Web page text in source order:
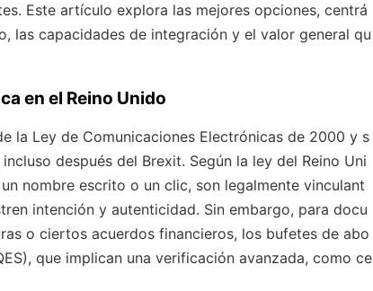
Este artículo explora las mejores opciones, centrá
las capacidades de integración y el valor general qu
en el Reino Unido
la Ley de Comunicaciones Electrónicas de 2000 y s
después del Brexit. Según la ley del Reino Uni
nombre escrito o un clic, son legalmente vinculant
intención y autenticidad. Sin embargo, para docu
o ciertos acuerdos financieros, los bufetes de abo
que implican una verificación avanzada, como ce